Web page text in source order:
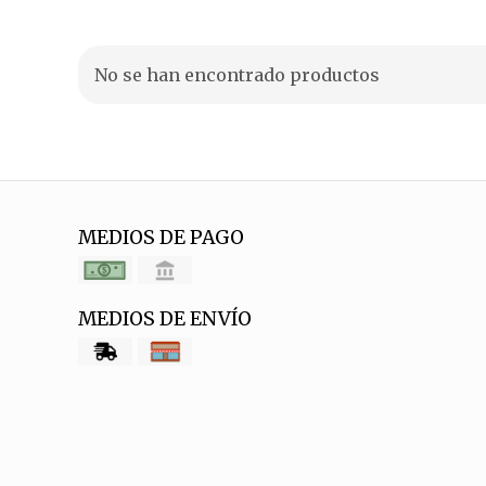
No se han encontrado productos
MEDIOS DE PAGO
MEDIOS DE ENVÍO